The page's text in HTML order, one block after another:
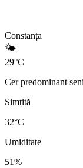
Constanța
🌤️
29°C
Cer predominant
Simțită
32°C
Umiditate
51%